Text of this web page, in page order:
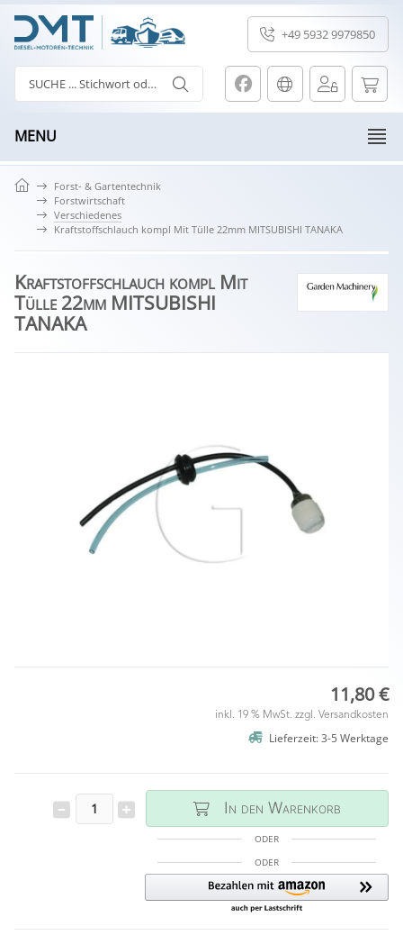
+49 5932 9979850
MENU
Forst- & Gartentechnik
Forstwirtschaft
Verschiedenes
Kraftstoffschlauch kompl Mit Tülle 22mm MITSUBISHI TANAKA
Kraftstoffschlauch kompl Mit
Tülle 22mm MITSUBISHI
TANAKA
11,80 €
inkl. 19 % MwSt. zzgl. Versandkosten
Lieferzeit: 3-5 Werktage
In den Warenkorb
ODER
ODER